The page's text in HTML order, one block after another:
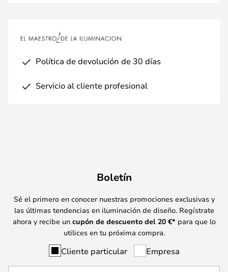
Política de devolución de 30 días
Servicio al cliente profesional
Boletín
Sé el primero en conocer nuestras promociones exclusivas y
las últimas tendencias en iluminación de diseño. Regístrate
ahora y recibe un cupón de descuento del 20 €* para que lo
utilices en tu próxima compra.
Cliente particular Empresa